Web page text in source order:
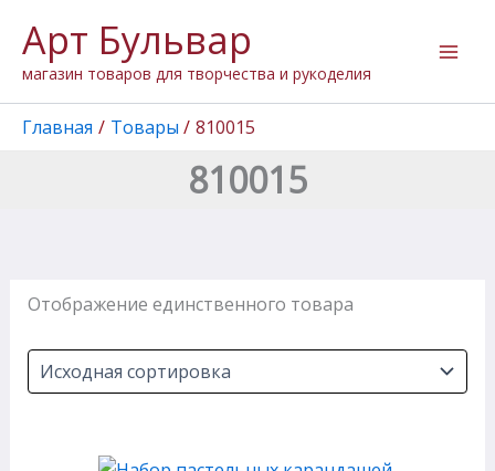
содержимому
Арт Бульвар
магазин товаров для творчества и рукоделия
Главная Товары 810015
810015
Отображение единственного товара